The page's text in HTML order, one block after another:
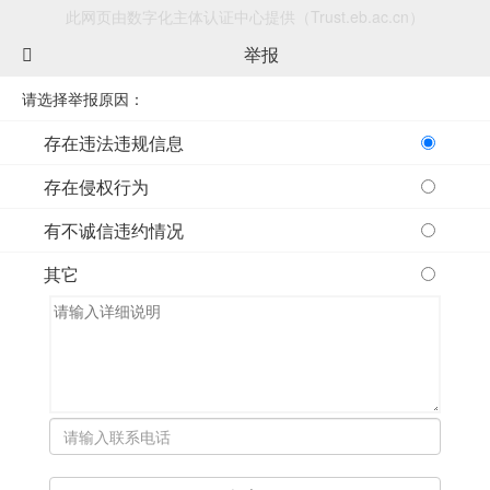
此网页由数字化主体认证中心提供（Trust.eb.ac.cn）
举报
请选择举报原因：
存在违法违规信息
存在侵权行为
有不诚信违约情况
其它